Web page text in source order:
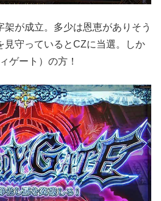
が成立。多少は恩恵がありそう
見守っているとCZに当選。しか
ゲート）の方！